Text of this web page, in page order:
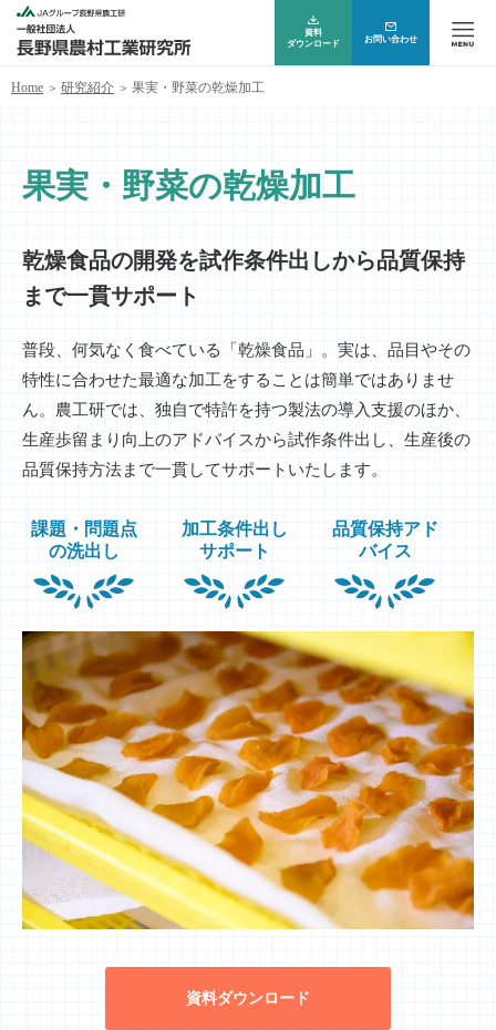
資料
ダウンロード
お問い合わせ
Home 研究紹介 果実・野菜の乾燥加工
果実・野菜の乾燥加工
乾燥食品の開発を試作条件出しから品質保持
まで一貫サポート
普段、何気なく食べている「乾燥食品」。実は、品目やその
特性に合わせた最適な加工をすることは簡単ではありませ
ん。農工研では、独自で特許を持つ製法の導入支援のほか、
生産歩留まり向上のアドバイスから試作条件出し、生産後の
品質保持方法まで一貫してサポートいたします。
課題・問題点
の洗出し
加工条件出し
サポート
品質保持アド
バイス
資料ダウンロード